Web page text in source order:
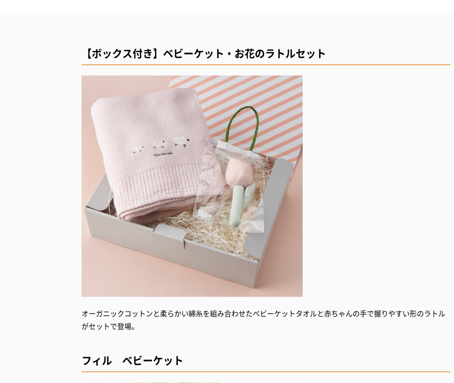
【ボックス付き】ベビーケット・お花のラトルセット
オーガニックコットンと柔らかい綿糸を組み合わせたベビーケットタオルと赤ちゃんの手で握りやすい形のラトル
がセットで登場。
フィル ベビーケット